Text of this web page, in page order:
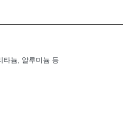
타늄, 알루미늄 등